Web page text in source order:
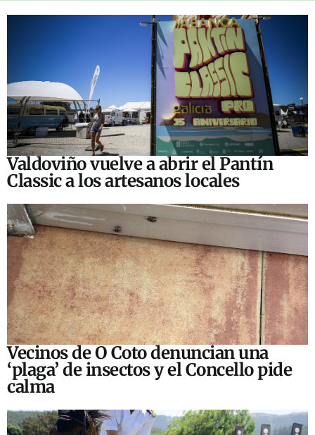
Valdoviño vuelve a abrir el Pantín
Classic a los artesanos locales
Vecinos de O Coto denuncian una
‘plaga’ de insectos y el Concello pide
calma